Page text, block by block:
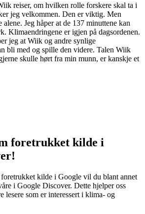
reiser, om hvilken rolle forskere skal ta i
jeg velkommen. Den er viktig. Men
Jeg håper at de 137 minuttene kan
Klimaendringene er igjen på dagsordenen.
jeg at Wiik og andre synlige
bli med og spille den videre. Talen Wiik
skulle hørt fra min munn, er kanskje et
foretrukket kilde i
foretrukket kilde i Google vil du blant annet
i Google Discover. Dette hjelper oss
lesere som er interessert i klima- og